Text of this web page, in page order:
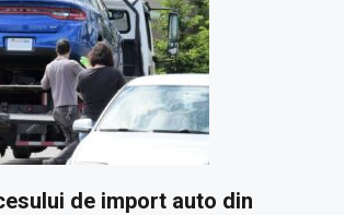
de import auto din